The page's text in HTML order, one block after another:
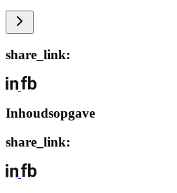
share_link:
Inhoudsopgave
share_link: